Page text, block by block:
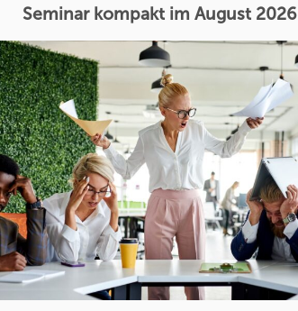
Seminar kompakt im August 2026